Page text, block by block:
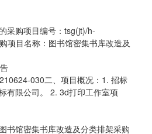
采购项目编号：tsg(jt)/h-
项目名称：图书馆密集书库改造及
030二、项目概况：1. 招标
有限公司。 2. 3d打印工作室项
书馆密集书库改造及分类排架采购